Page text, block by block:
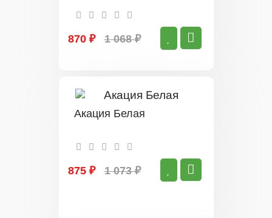
870 ₽ 1 068 ₽
Акация Белая
875 ₽ 1 073 ₽